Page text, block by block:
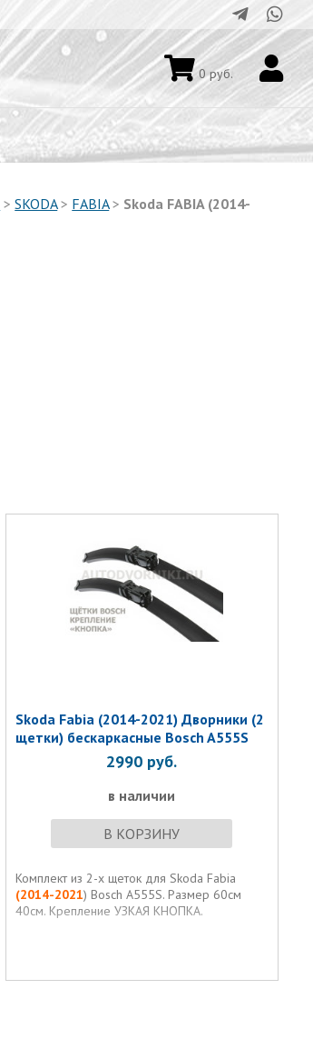
0руб.
>SKODA> FABIA> Skoda FABIA (2014-
Skoda Fabia (2014-2021) Дворники (2
щетки) бескаркасные Bosch A555S
2990 руб.
в наличии
В КОРЗИНУ
Комплект из 2-х щеток для Skoda Fabia
(2014-2021) Bosch A555S. Размер 60см
40см. Крепление УЗКАЯ КНОПКА.